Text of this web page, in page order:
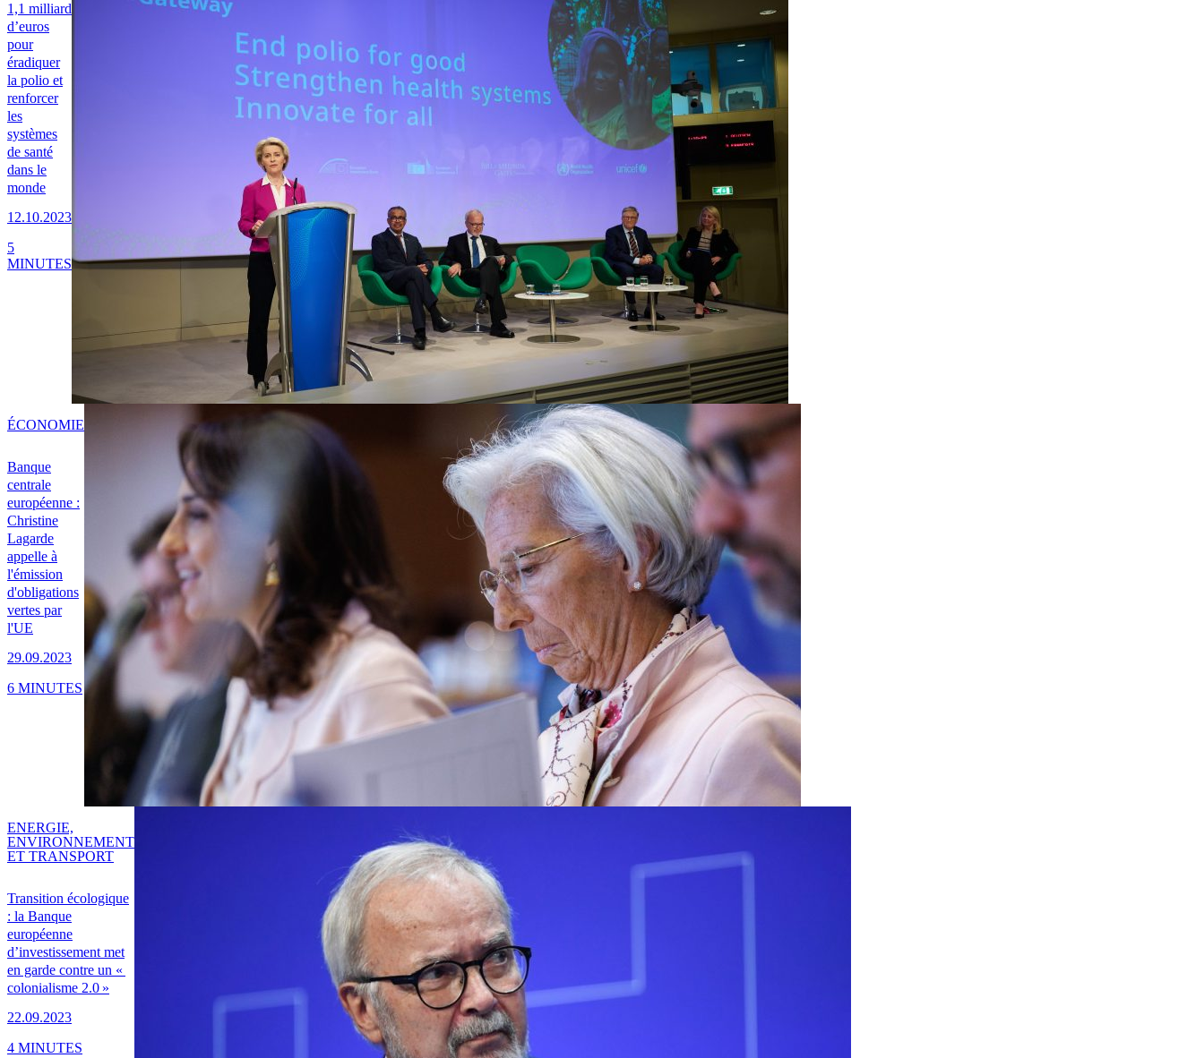
1,1 milliard
d’euros
pour
éradiquer
la polio et
renforcer
les
systèmes
de santé
dans le
monde
12.10.2023
5
MINUTES
Banque
centrale
européenne :
Christine
Lagarde
appelle à
l'émission
d'obligations
vertes par
l'UE
29.09.2023
ÉCONOMIE
6 MINUTES
Transition écologique
: la Banque
européenne
d’investissement met
en garde contre un «
colonialisme 2.0 »
22.09.2023
ENERGIE,
ENVIRONNEMENT
ET TRANSPORT
4 MINUTES